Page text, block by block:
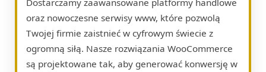
oraz nowoczesne serwisy www, które pozwolą
Twojej firmie zaistnieć w cyfrowym świecie z
ogromną siłą. Nasze rozwiązania WooCommerce
są projektowane tak, aby generować konwersję w